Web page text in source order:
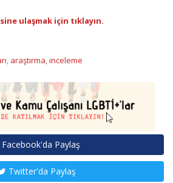
ulaşmak için tıklayın.
, araştırma,inceleme
Paylaş
Twitter'da Paylaş